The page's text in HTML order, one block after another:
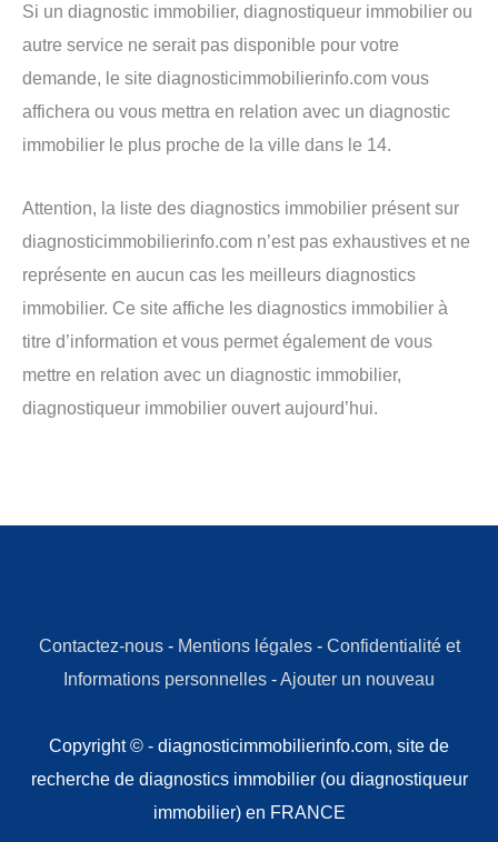
Si un diagnostic immobilier, diagnostiqueur immobilier ou
autre service ne serait pas disponible pour votre
demande, le site diagnosticimmobilierinfo.com vous
affichera ou vous mettra en relation avec un diagnostic
immobilier le plus proche de la ville dans le 14.
Attention, la liste des diagnostics immobilier présent sur
diagnosticimmobilierinfo.com n’est pas exhaustives et ne
représente en aucun cas les meilleurs diagnostics
immobilier. Ce site affiche les diagnostics immobilier à
titre d’information et vous permet également de vous
mettre en relation avec un diagnostic immobilier,
diagnostiqueur immobilier ouvert aujourd’hui.
Contactez-nous- Mentions légales- Confidentialité et
Informations personnelles -Ajouter un nouveau
Copyright © - diagnosticimmobilierinfo.com, site de
recherche de diagnostics immobilier (ou diagnostiqueur
immobilier) en FRANCE